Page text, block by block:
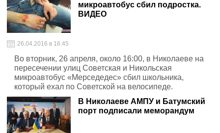
микроавтобус сбил подростка.
ВИДЕО
26.04.2016 в 16:45
Во вторник, 26 апреля, около 16:00, в Николаеве на
пересечении улиц Советская и Никольская
микроавтобус «Мерседедес» сбил школьника,
который ехал по Советской на велосипеде.
В Николаеве АМПУ и Батумский
порт подписали меморандум